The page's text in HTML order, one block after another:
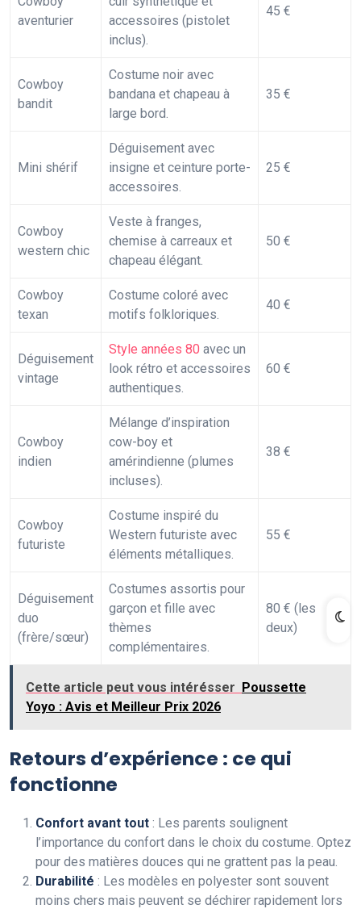
aventurier
accessoires (pistolet
inclus).
45 €
Cowboy
bandit
Costume noir avec
bandana et chapeau à
large bord.
35 €
Mini shérif
Déguisement avec
insigne et ceinture porte-
accessoires.
25 €
Cowboy
western chic
Veste à franges,
chemise à carreaux et
chapeau élégant.
50 €
Cowboy
texan
Costume coloré avec
motifs folkloriques.
40 €
Déguisement
vintage
Style années 80 avec un
look rétro et accessoires
authentiques.
60 €
Cowboy
indien
Mélange d’inspiration
cow-boy et
amérindienne (plumes
incluses).
38 €
Cowboy
futuriste
Costume inspiré du
Western futuriste avec
éléments métalliques.
55 €
Déguisement
duo
(frère/sœur)
Costumes assortis pour
garçon et fille avec
thèmes
complémentaires.
80 € (les
deux)
Cette article peut vous intérésser Poussette
Yoyo : Avis et Meilleur Prix 2026
Retours d’expérience : ce qui
fonctionne
Confort avant tout : Les parents soulignent
l’importance du confort dans le choix du costume. Optez
pour des matières douces qui ne grattent pas la peau.
Durabilité : Les modèles en polyester sont souvent
moins chers mais peuvent se déchirer rapidement lors